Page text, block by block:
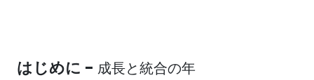
はじめに - 成長と統合の年